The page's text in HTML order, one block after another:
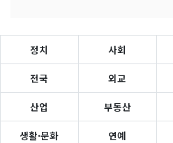
정치 사회
전국 외교
산업 부동산
생활·문화 연예